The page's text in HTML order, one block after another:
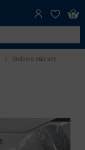
Sedacie súpravy